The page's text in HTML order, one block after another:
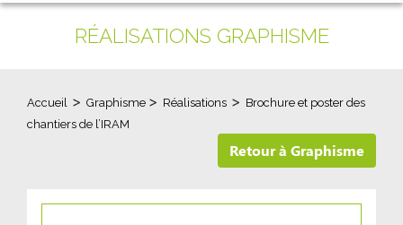
RÉALISATIONS GRAPHISME
Accueil > Graphisme > Réalisations > Brochure et poster des
chantiers de l’IRAM
Retour à Graphisme